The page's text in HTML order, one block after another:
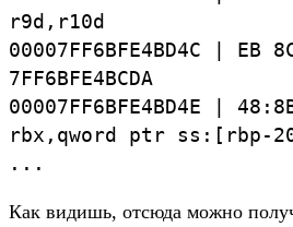
r9d, r10d
00007FF6BFE4BD4C
| EB
7FF6BFE4BCDA
00007FF6BFE4BD4E
| 48:
rbx, qword ptr ss:[ rbp-
...
Как видишь, отсю­да мож­но